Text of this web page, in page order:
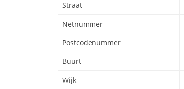
Straat
Netnummer
Postcodenummer
Buurt
Wijk